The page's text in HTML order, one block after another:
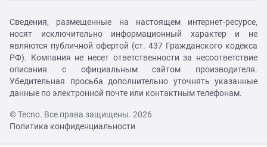
Сведения, размещенные на настоящем интернет-ресурсе,
носят исключительно информационный характер и не
являются публичной офертой (ст. 437 Гражданского кодекса
РФ). Компания не несет ответственности за несоответствие
описания с официальным сайтом производителя.
Убедительная просьба дополнительно уточнять указанные
данные по электронной почте или контактным телефонам.
© Tecno. Все права защищены. 2026
Политика конфиденциальности